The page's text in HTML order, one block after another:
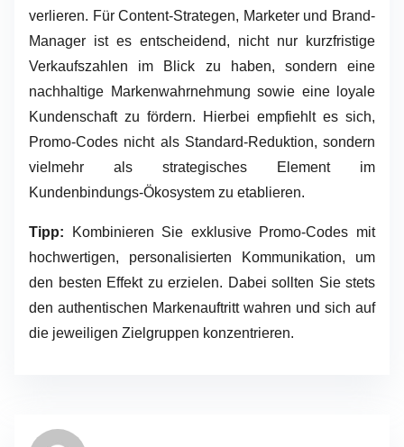
verlieren. Für Content-Strategen, Marketer und Brand-
Manager ist es entscheidend, nicht nur kurzfristige
Verkaufszahlen im Blick zu haben, sondern eine
nachhaltige Markenwahrnehmung sowie eine loyale
Kundenschaft zu fördern. Hierbei empfiehlt es sich,
Promo-Codes nicht als Standard-Reduktion, sondern
vielmehr als strategisches Element im
Kundenbindungs-Ökosystem zu etablieren.
Tipp: Kombinieren Sie exklusive Promo-Codes mit
hochwertigen, personalisierten Kommunikation, um
den besten Effekt zu erzielen. Dabei sollten Sie stets
den authentischen Markenauftritt wahren und sich auf
die jeweiligen Zielgruppen konzentrieren.